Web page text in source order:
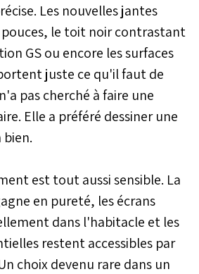
Les nouvelles jantes
pouces, le toit noir contrastant
GS ou encore les surfaces
juste ce qu'il faut de
pas cherché à faire une
Elle a préféré dessiner une
est tout aussi sensible. La
en pureté, les écrans
dans l'habitacle et les
restent accessibles par
choix devenu rare dans un